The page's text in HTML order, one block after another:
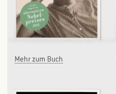
Mehr zum Buch